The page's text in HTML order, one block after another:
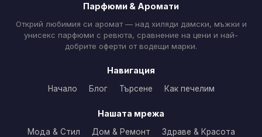
Парфюми & Аромати
Открий любимия си аромат — над хиляди дамски, мъжки и
унисекс парфюми с ревюта, сравнение на цени и най-
добрите оферти от водещи марки.
Навигация
Начало Блог Търсене Как печелим
Нашата мрежа
Мода & Стил Дом & Ремонт
Здраве & Красота